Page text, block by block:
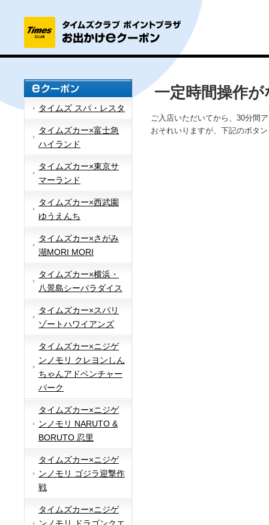
タイムズ スパ・レスタ
タイムズカー×富士急
ハイランド
タイムズカー×東京サ
マーランド
タイムズカー×西武園
ゆうえんち
タイムズカー×さがみ
湖MORI MORI
タイムズカー×横浜・
八景島シーパラダイス
タイムズカー×スパリ
ゾートハワイアンズ
タイムズカー×ニジゲ
ンノモリ クレヨンしん
ちゃんアドベンチャー
パーク
タイムズカー×ニジゲ
ンノモリ NARUTO &
BORUTO 忍里
タイムズカー×ニジゲ
ンノモリ ゴジラ迎撃作
戦
タイムズカー×ニジゲ
一定時間操作
ご入店いただいてから、30分間
おそれいりますが、下記のボタ